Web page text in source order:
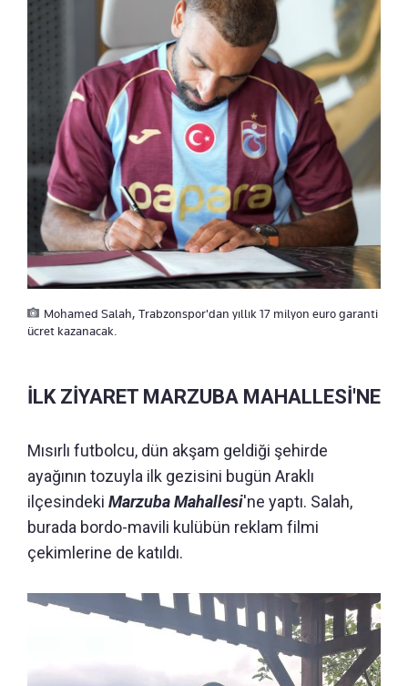
Mohamed Salah, Trabzonspor'dan yıllık 17 milyon euro garanti
ücret kazanacak.
İLK ZİYARET MARZUBA MAHALLESİ'NE
Mısırlı futbolcu, dün akşam geldiği şehirde
ayağının tozuyla ilk gezisini bugün Araklı
ilçesindeki Marzuba Mahallesi'ne yaptı. Salah,
burada bordo-mavili kulübün reklam filmi
çekimlerine de katıldı.